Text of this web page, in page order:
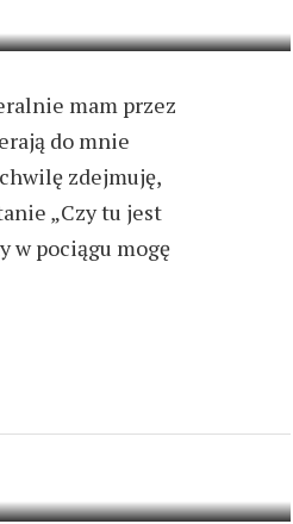
mam przez
do mnie
zdejmuję,
„Czy tu jest
w pociągu mogę